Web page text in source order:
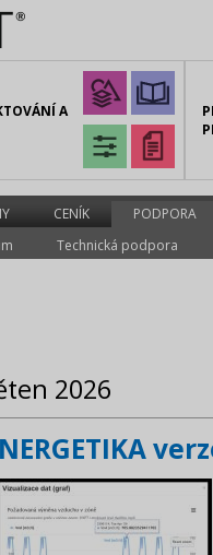
A
CENÍK
PODPORA
Technická podpora
2026